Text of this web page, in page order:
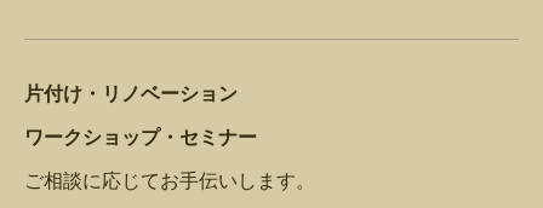
片付け・リノベーション
ワークショップ・セミナー
ご相談に応じてお手伝いします。